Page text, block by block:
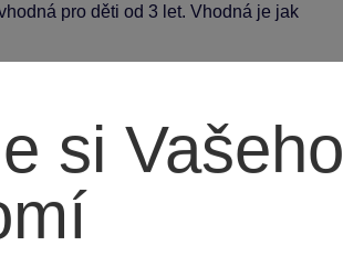
pro děti od 3 let. Vhodná je jak
si Vašeho